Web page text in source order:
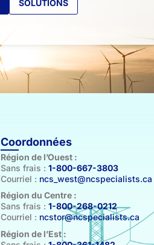
SOLUTIONS
Coordonnées
Région de l’Ouest :
Sans frais : 1-800-667-3803
Courriel : ncs_west@ncspecialists.ca
Région du Centre :
Sans frais : 1-800-268-0212
Courriel : ncstor@ncspecialists.ca
Région de l’Est :